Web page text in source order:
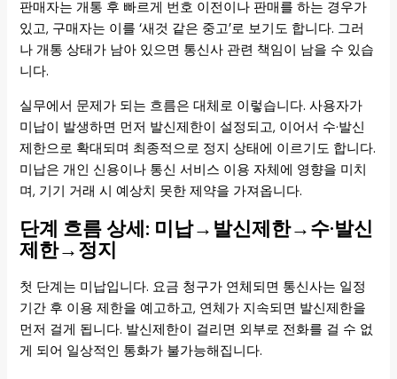
판매자는 개통 후 빠르게 번호 이전이나 판매를 하는 경우가
있고, 구매자는 이를 ‘새것 같은 중고’로 보기도 합니다. 그러
나 개통 상태가 남아 있으면 통신사 관련 책임이 남을 수 있습
니다.
실무에서 문제가 되는 흐름은 대체로 이렇습니다. 사용자가
미납이 발생하면 먼저 발신제한이 설정되고, 이어서 수·발신
제한으로 확대되며 최종적으로 정지 상태에 이르기도 합니다.
미납은 개인 신용이나 통신 서비스 이용 자체에 영향을 미치
며, 기기 거래 시 예상치 못한 제약을 가져옵니다.
단계 흐름 상세: 미납→발신제한→수·발신
제한→정지
첫 단계는 미납입니다. 요금 청구가 연체되면 통신사는 일정
기간 후 이용 제한을 예고하고, 연체가 지속되면 발신제한을
먼저 걸게 됩니다. 발신제한이 걸리면 외부로 전화를 걸 수 없
게 되어 일상적인 통화가 불가능해집니다.